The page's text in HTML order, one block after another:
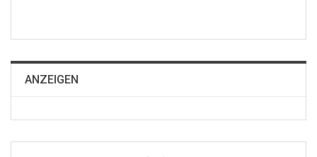
ANZEIGEN